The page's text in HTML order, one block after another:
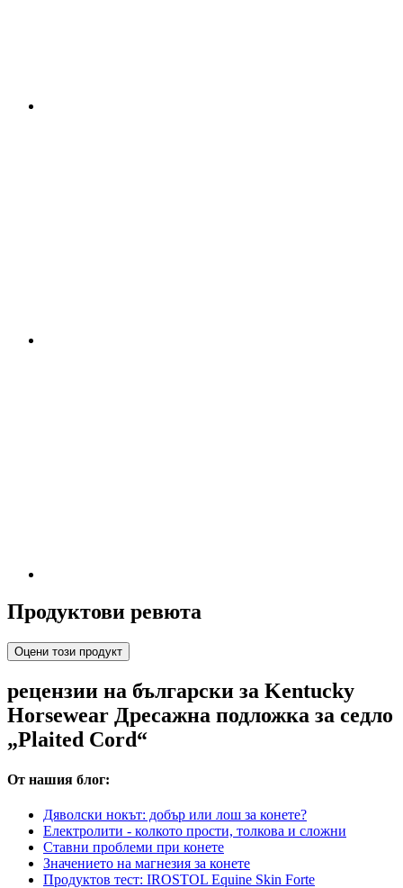
Продуктови ревюта
Оцени този продукт
рецензии на български за Kentucky
Horsewear Дресажна подложка за седло
„Plaited Cord“
От нашия блог:
Дяволски нокът: добър или лош за конете?
Електролити - колкото прости, толкова и сложни
Ставни проблеми при конете
Значението на магнезия за конете
Продуктов тест: IROSTOL Equine Skin Forte